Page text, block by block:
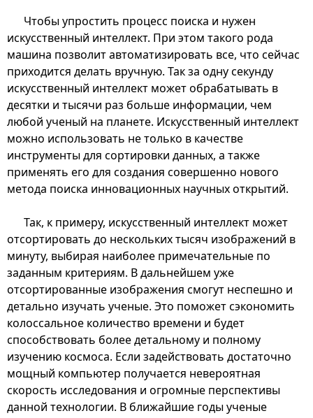
Чтобы упростить процесс поиска и нужен
искусственный интеллект. При этом такого рода
машина позволит автоматизировать все, что сейчас
приходится делать вручную. Так за одну секунду
искусственный интеллект может обрабатывать в
десятки и тысячи раз больше информации, чем
любой ученый на планете. Искусственный интеллект
можно использовать не только в качестве
инструменты для сортировки данных, а также
применять его для создания совершенно нового
метода поиска инновационных научных открытий.
Так, к примеру, искусственный интеллект может
отсортировать до нескольких тысяч изображений в
минуту, выбирая наиболее примечательные по
заданным критериям. В дальнейшем уже
отсортированные изображения смогут неспешно и
детально изучать ученые. Это поможет сэкономить
колоссальное количество времени и будет
способствовать более детальному и полному
изучению космоса. Если задействовать достаточно
мощный компьютер получается невероятная
скорость исследования и огромные перспективы
данной технологии. В ближайшие годы ученые